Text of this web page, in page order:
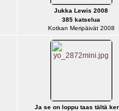
Jukka Lewis 2008
385 katselua
Kotkan Meripäivät 2008
Ja se on loppu taas tältä